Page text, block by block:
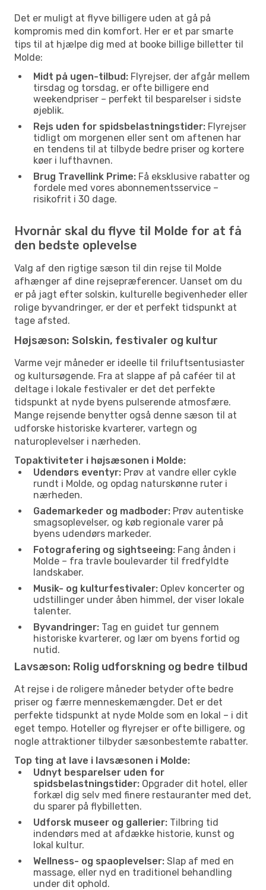
Det er muligt at flyve billigere uden at gå på
kompromis med din komfort. Her er et par smarte
tips til at hjælpe dig med at booke billige billetter til
Molde:
Midt på ugen-tilbud: Flyrejser, der afgår mellem
tirsdag og torsdag, er ofte billigere end
weekendpriser – perfekt til besparelser i sidste
øjeblik.
Rejs uden for spidsbelastningstider: Flyrejser
tidligt om morgenen eller sent om aftenen har
en tendens til at tilbyde bedre priser og kortere
køer i lufthavnen.
Brug Travellink Prime: Få eksklusive rabatter og
fordele med vores abonnementsservice –
risikofrit i 30 dage.
Hvornår skal du flyve til Molde for at få
den bedste oplevelse
Valg af den rigtige sæson til din rejse til Molde
afhænger af dine rejsepræferencer. Uanset om du
er på jagt efter solskin, kulturelle begivenheder eller
rolige byvandringer, er der et perfekt tidspunkt at
tage afsted.
Højsæson: Solskin, festivaler og kultur
Varme vejr måneder er ideelle til friluftsentusiaster
og kultursøgende. Fra at slappe af på caféer til at
deltage i lokale festivaler er det det perfekte
tidspunkt at nyde byens pulserende atmosfære.
Mange rejsende benytter også denne sæson til at
udforske historiske kvarterer, vartegn og
naturoplevelser i nærheden.
Topaktiviteter i højsæsonen i Molde:
Udendørs eventyr: Prøv at vandre eller cykle
rundt i Molde, og opdag naturskønne ruter i
nærheden.
Gademarkeder og madboder: Prøv autentiske
smagsoplevelser, og køb regionale varer på
byens udendørs markeder.
Fotografering og sightseeing: Fang ånden i
Molde – fra travle boulevarder til fredfyldte
landskaber.
Musik- og kulturfestivaler: Oplev koncerter og
udstillinger under åben himmel, der viser lokale
talenter.
Byvandringer: Tag en guidet tur gennem
historiske kvarterer, og lær om byens fortid og
nutid.
Lavsæson: Rolig udforskning og bedre tilbud
At rejse i de roligere måneder betyder ofte bedre
priser og færre menneskemængder. Det er det
perfekte tidspunkt at nyde Molde som en lokal – i dit
eget tempo. Hoteller og flyrejser er ofte billigere, og
nogle attraktioner tilbyder sæsonbestemte rabatter.
Top ting at lave i lavsæsonen i Molde:
Udnyt besparelser uden for
spidsbelastningstider: Opgrader dit hotel, eller
forkæl dig selv med finere restauranter med det,
du sparer på flybilletten.
Udforsk museer og gallerier: Tilbring tid
indendørs med at afdække historie, kunst og
lokal kultur.
Wellness- og spaoplevelser: Slap af med en
massage, eller nyd en traditionel behandling
under dit ophold.